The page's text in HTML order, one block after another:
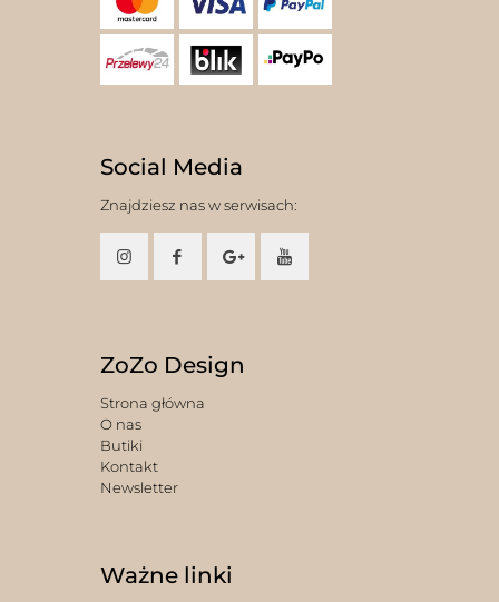
Social Media
Znajdziesz nas w serwisach:
ZoZo Design
Strona główna
O nas
Butiki
Kontakt
Newsletter
Ważne linki